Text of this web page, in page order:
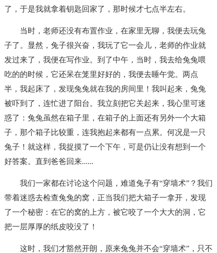
了，于是我就拿着钥匙回家了，那时候才七点半左右。
当时，老师还没有布置作业，在家里无聊，我便去玩兔
子了。显然，兔子很兴奋，我玩了它一会儿，老师的作业就
发过来了，我便在写作业。到了中午，当时，我去给兔兔喂
吃的的时候，它还呆在笼里好好的，我便去睡午觉。两点
半，我起床了，发现兔兔就在我的房间里！我叫起来，兔兔
被吓到了，连忙进了阳台。我立刻把它关起来，我心里可迷
惑了：兔兔虽然在箱子里，在箱子的上面还有另外一个大箱
子，那个箱子比较重，连我抱起来都有一点累。何况是一只
兔子！就这样，我捉摸了一个下午，可是仍让没有想到一个
好答案。直到爸爸回来......
我们一家都在讨论这个问题，难道兔子有“穿墙术”？我们
带着迷惑去检查兔兔的窝，正当我们把大箱子一拿开，发现
了一个秘密：在它的窝的上方，被它咬了一个大大的洞，它
把一层厚厚的纸皮咬没了！
这时，我们才豁然开朗，原来兔兔并不会“穿墙术”，只不